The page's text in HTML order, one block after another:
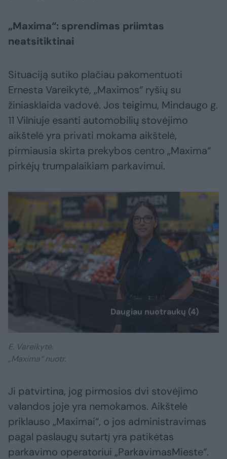
„Maxima“: sprendimas priimtas
neatsitiktinai
Situaciją sutiko plačiau pakomentuoti
Ernesta Vareikytė, „Maximos“ ryšių su
žiniasklaida vadovė. Jos teigimu, Mindaugo g.
11 Vilniuje esanti automobilių stovėjimo
aikštelė yra privati mokama aikštelė,
pirmiausia skirta prekybos centro „Maxima“
pirkėjų trumpalaikiam parkavimui.
Daugiau nuotraukų (4)
E. Vareikytė.
„Maxima“ nuotr.
Ji patvirtina, jog pirmosios dvi stovėjimo
valandos joje yra nemokamos. Aikštelė
priklauso „Maximai“, o jos administravimas
pagal paslaugų sutartį yra patikėtas
parkavimo operatoriui „ParkavimasMieste“.